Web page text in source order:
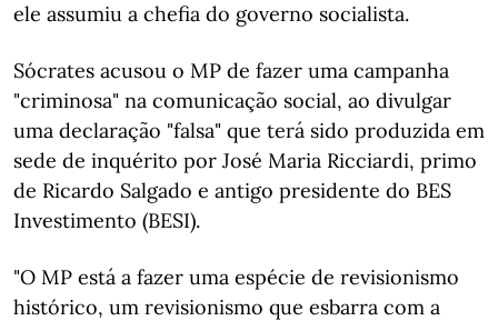
ele assumiu a chefia do governo socialista.
Sócrates acusou o MP de fazer uma campanha
"criminosa" na comunicação social, ao divulgar
uma declaração "falsa" que terá sido produzida em
sede de inquérito por José Maria Ricciardi, primo
de Ricardo Salgado e antigo presidente do BES
Investimento (BESI).
"O MP está a fazer uma espécie de revisionismo
histórico, um revisionismo que esbarra com a